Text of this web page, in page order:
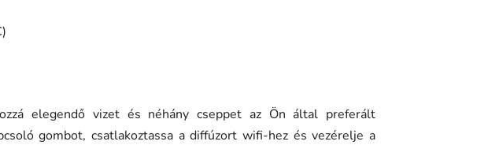
elegendő vizet és néhány cseppet az Ön által preferált
gombot, csatlakoztassa a diffúzort wifi-hez és vezérelje a